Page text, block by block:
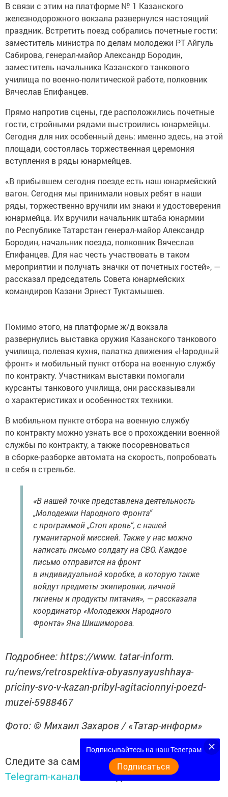
В связи с этим на платформе № 1 Казанского
железнодорожного вокзала развернулся настоящий
праздник. Встретить поезд собрались почетные гости:
заместитель министра по делам молодежи РТ Айгуль
Сабирова, генерал-майор Александр Бородин,
заместитель начальника Казанского танкового
училища по военно-политической работе, полковник
Вячеслав Епифанцев.
Прямо напротив сцены, где расположились почетные
гости, стройными рядами выстроились юнармейцы.
Сегодня для них особенный день: именно здесь, на этой
площади, состоялась торжественная церемония
вступления в ряды юнармейцев.
«В прибывшем сегодня поезде есть наш юнармейский
вагон. Сегодня мы принимали новых ребят в наши
ряды, торжественно вручили им знаки и удостоверения
юнармейца. Их вручили начальник штаба юнармии
по Республике Татарстан генерал-майор Александр
Бородин, начальник поезда, полковник Вячеслав
Епифанцев. Для нас честь участвовать в таком
мероприятии и получать значки от почетных гостей», —
рассказал председатель Совета юнармейских
командиров Казани Эрнест Туктамышев.
Помимо этого, на платформе ж/д вокзала
развернулись выставка оружия Казанского танкового
училища, полевая кухня, палатка движения «Народный
фронт» и мобильный пункт отбора на военную службу
по контракту. Участникам выставки помогали
курсанты танкового училища, они рассказывали
о характеристиках и особенностях техники.
В мобильном пункте отбора на военную службу
по контракту можно узнать все о прохождении военной
службы по контракту, а также посоревноваться
в сборке-разборке автомата на скорость, попробовать
в себя в стрельбе.
«В нашей точке представлена деятельность
„Молодежки Народного Фронта“
с программой „Стоп кровь“, с нашей
гуманитарной миссией. Также у нас можно
написать письмо солдату на СВО. Каждое
письмо отправится на фронт
в индивидуальной коробке, в которую также
войдут предметы экипировки, личной
гигиены и продукты питания», — рассказала
координатор «Молодежки Народного
Фронта» Яна Шишиморова.
Подробнее: https://www. tatar-inform.
ru/news/retrospektiva-obyasnyayushhaya-
priciny-svo-v-kazan-pribyl-agitacionnyi-poezd-
muzei-5988467
Фото: © Михаил Захаров / «Татар-информ»
Следите за самым важным и интересным в
Telegram-канале
Татмедиа
Подписывайтесь на наш Телеграм
Подписаться